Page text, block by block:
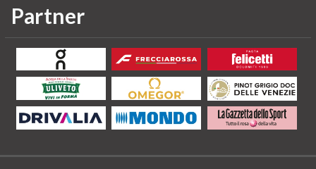
Partner